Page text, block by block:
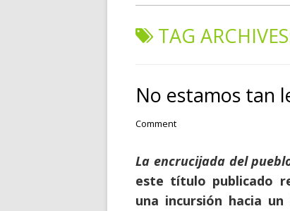
TAG
No estamos tan
Comment
La encrucijada del
este título publicado
una incursión hacia